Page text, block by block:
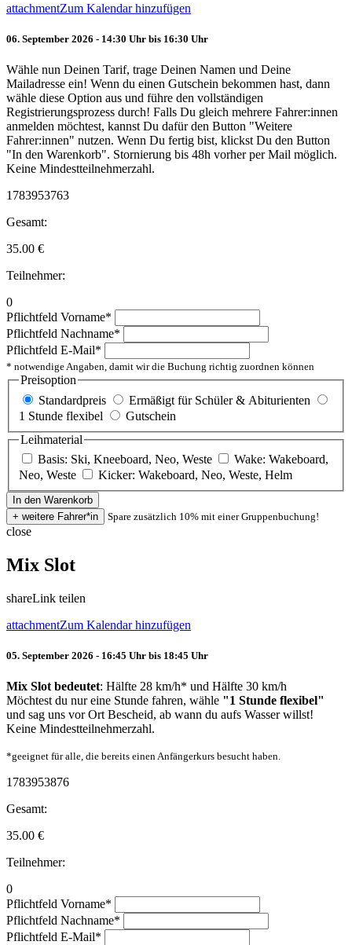
attachmentZum Kalendar hinzufügen
06. September 2026 - 14:30 Uhr bis 16:30 Uhr
Wähle nun Deinen Tarif, trage Deinen Namen und Deine
Mailadresse ein! Wenn du einen Gutschein bekommen hast, dann
wähle diese Option aus und führe den vollständigen
Registrierungsprozess durch! Falls Du gleich mehrere Fahrer:innen
anmelden möchtest, kannst Du dafür den Button "Weitere
Fahrer:innen" nutzen. Wenn Du fertig bist, klickst Du den Button
"In den Warenkorb". Stornierung bis 48h vorher per Mail möglich.
Keine Mindestteilnehmerzahl.
1783953763
Gesamt:
35.00 €
Teilnehmer:
0
Pflichtfeld Vorname*
Pflichtfeld Nachname*
Pflichtfeld E-Mail*
* notwendige Angaben, damit wir die Buchung richtig zuordnen können
Preisoption
Standardpreis
Ermäßigt für Schüler & Abiturienten
1 Stunde flexibel
Gutschein
Leihmaterial
Basis: Ski, Kneeboard, Neo, Weste
Wake: Wakeboard,
Neo, Weste
Kicker: Wakeboard, Neo, Weste, Helm
Spare zusätzlich 10% mit einer Gruppenbuchung!
close
Mix Slot
shareLink teilen
attachmentZum Kalendar hinzufügen
05. September 2026 - 16:45 Uhr bis 18:45 Uhr
Mix Slot bedeutet: Hälfte 28 km/h* und Hälfte 30 km/h
Möchtest du nur eine Stunde fahren, wähle "1 Stunde flexibel"
und sag uns vor Ort Bescheid, ab wann du aufs Wasser willst!
Keine Mindestteilnehmerzahl.
*geeignet für alle, die bereits einen Anfängerkurs besucht haben.
1783953876
Gesamt:
35.00 €
Teilnehmer:
0
Pflichtfeld Vorname*
Pflichtfeld Nachname*
Pflichtfeld E-Mail*